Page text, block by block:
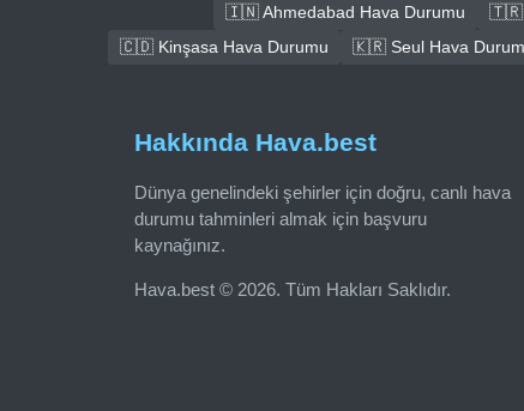
🇮🇳 Ahmedabad Hava Durumu 🇹🇷
🇨🇩 Kinşasa Hava Durumu
🇰🇷 Seul Hava
Hakkında Hava.best
Dünya genelindeki şehirler için doğru, canlı hava
durumu tahminleri almak için başvuru
kaynağınız.
Hava.best © 2026. Tüm Hakları Saklıdır.